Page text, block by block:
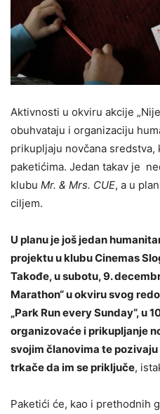
Aktivnosti u okviru akcije
obuhvataju i organizaciju
prikupljaju novčana
paketićima. Jedan takav je
klubu Mr. & Mrs. CUE, a u
ciljem.
U planu je još jedan
projektu u klubu Cinemas
Takođe, u subotu, 9.
Marathon“ u okviru svog
„Park Run every Sunday“, u
organizovaće i prikupljanje
svojim članovima te
trkače da im se priključe,
Paketići će, kao i prethodnih